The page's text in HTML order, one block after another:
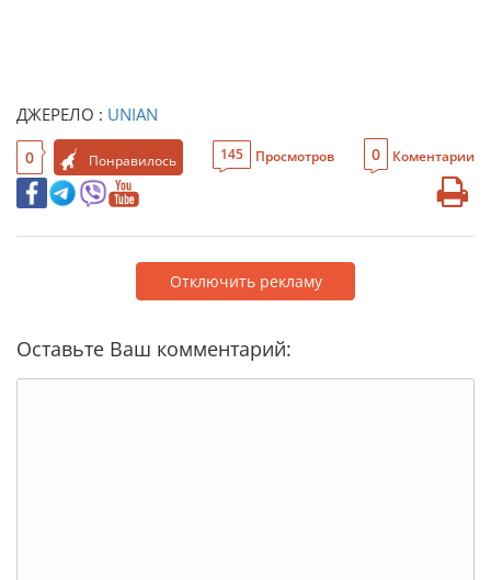
ДЖЕРЕЛО : UNIAN
0 Понравилось 145 Просмотров 0 Коментарии
Отключить рекламу
Оставьте Ваш комментарий: